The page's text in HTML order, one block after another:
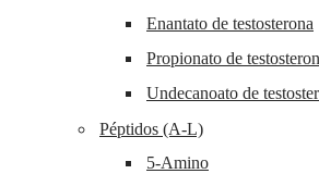
Enantato de testosterona
Propionato de
Undecanoato de
Péptidos (A-L)
5-Amino